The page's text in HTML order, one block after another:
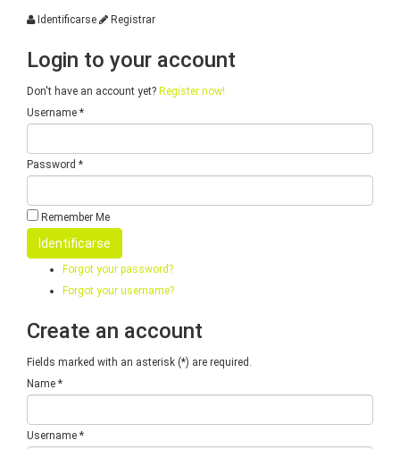
Identificarse Registrar
Login to your account
Don't have an account yet? Register now!
Username *
Password *
Remember Me
Forgot your password?
Forgot your username?
Create an account
Fields marked with an asterisk (*) are required.
Name *
Username *